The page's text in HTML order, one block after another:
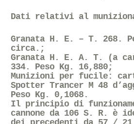
Dati relativi al
Granata H. E. – T. 268.
circa.;
Granata H. E. A. T. (a
334. Peso Kg. 16,880;
Munizioni per fucile:
Spotter Trancer M 48
Peso Kg. 0,1068.
Il principio di
cannone da 106 S. R. è